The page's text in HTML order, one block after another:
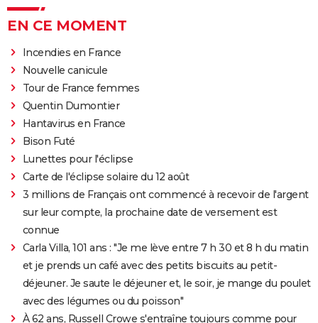
EN CE MOMENT
Incendies en France
Nouvelle canicule
Tour de France femmes
Quentin Dumontier
Hantavirus en France
Bison Futé
Lunettes pour l'éclipse
Carte de l'éclipse solaire du 12 août
3 millions de Français ont commencé à recevoir de l'argent
sur leur compte, la prochaine date de versement est
connue
Carla Villa, 101 ans : "Je me lève entre 7 h 30 et 8 h du matin
et je prends un café avec des petits biscuits au petit-
déjeuner. Je saute le déjeuner et, le soir, je mange du poulet
avec des légumes ou du poisson"
À 62 ans, Russell Crowe s'entraîne toujours comme pour